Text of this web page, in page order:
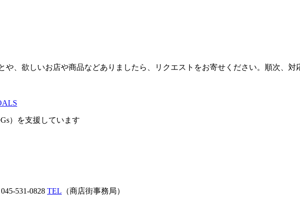
や、欲しいお店や商品などありましたら、リクエストをお寄せください。順次、対
）を支援しています
045-531-0828 TEL （商店街事務局）